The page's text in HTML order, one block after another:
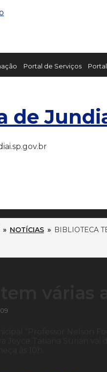
Portal de Serviços
de
» NOTÍCIAS » BIBLIOTECA